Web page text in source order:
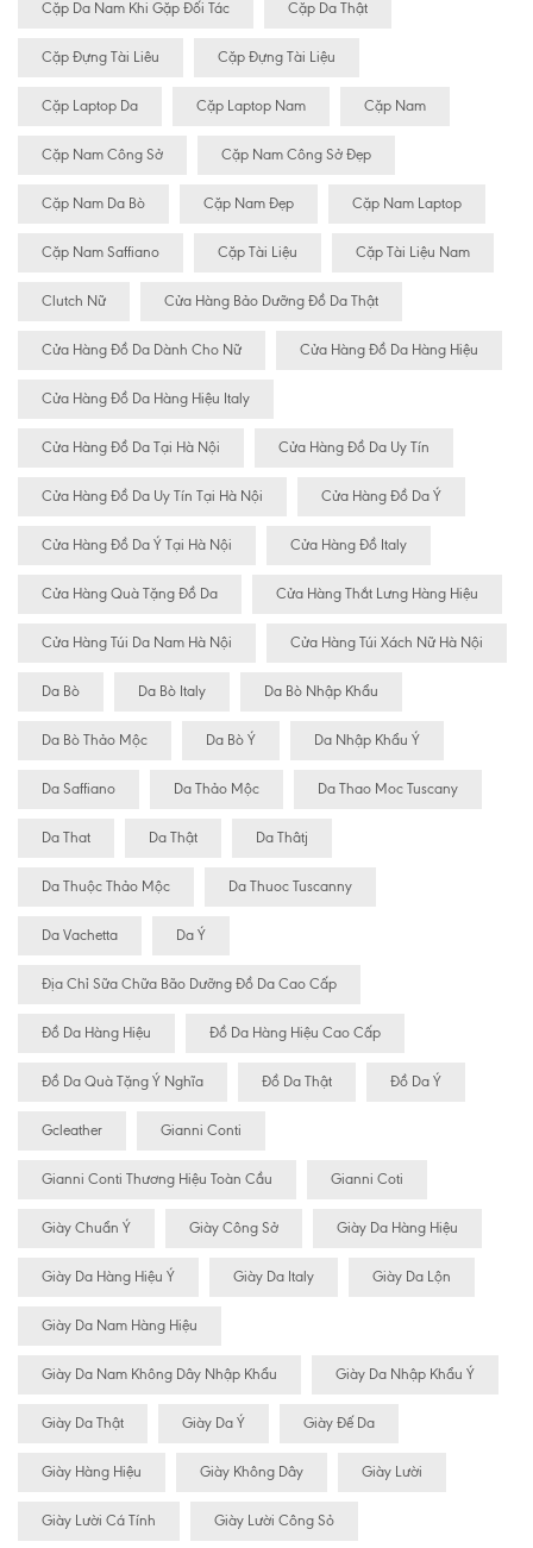
Cặp Da Nam Khi Gặp Đối Tác Cặp Da Thật
Cặp Đựng Tài Liêu Cặp Đựng Tài Liệu
Cặp Laptop Da Cặp Laptop Nam Cặp Nam
Cặp Nam Công Sở Cặp Nam Công Sở Đẹp
Cặp Nam Da Bò Cặp Nam Đẹp Cặp Nam Laptop
Cặp Nam Saffiano Cặp Tài Liệu Cặp Tài Liệu Nam
Clutch Nữ Cửa Hàng Bảo Dưỡng Đồ Da Thật
Cửa Hàng Đồ Da Dành Cho Nữ Cửa Hàng Đồ Da Hàng Hiệu
Cửa Hàng Đồ Da Hàng Hiệu Italy
Cửa Hàng Đồ Da Tại Hà Nội Cửa Hàng Đồ Da Uy Tín
Cửa Hàng Đồ Da Uy Tín Tại Hà Nội Cửa Hàng Đồ Da Ý
Cửa Hàng Đồ Da Ý Tại Hà Nội Cửa Hàng Đồ Italy
Cửa Hàng Quà Tặng Đồ Da Cửa Hàng Thắt Lưng Hàng Hiệu
Cửa Hàng Túi Da Nam Hà Nội Cửa Hàng Túi Xách Nữ Hà Nội
Da Bò Da Bò Italy Da Bò Nhập Khẩu
Da Bò Thảo Mộc Da Bò Ý Da Nhập Khẩu Ý
Da Saffiano Da Thảo Mộc Da Thao Moc Tuscany
Da That Da Thật Da Thâtj
Da Thuộc Thảo Mộc Da Thuoc Tuscanny
Da Vachetta Da Ý
Địa Chỉ Sữa Chữa Bão Dưỡng Đồ Da Cao Cấp
Đồ Da Hàng Hiệu Đồ Da Hàng Hiệu Cao Cấp
Đồ Da Quà Tặng Ý Nghĩa Đồ Da Thật Đồ Da Ý
Gcleather Gianni Conti
Gianni Conti Thương Hiệu Toàn Cầu Gianni Coti
Giày Chuẩn Ý Giày Công Sở Giày Da Hàng Hiệu
Giày Da Hàng Hiệu Ý Giày Da Italy Giày Da Lộn
Giày Da Nam Hàng Hiệu
Giày Da Nam Không Dây Nhập Khẩu Giày Da Nhập Khẩu Ý
Giày Da Thật Giày Da Ý Giày Đế Da
Giày Hàng Hiệu Giày Không Dây Giày Lười
Giày Lười Cá Tính Giày Lười Công Sỏ